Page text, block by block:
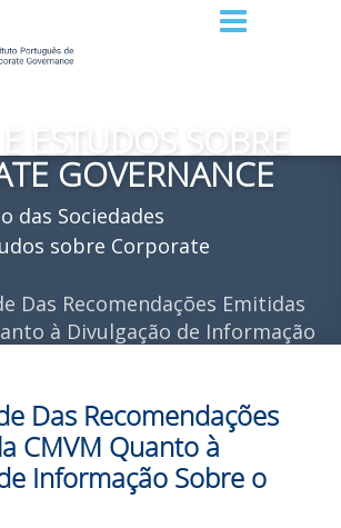
ESTUDOS SOBRE
GOVERNANCE
das Sociedades
sobre Corporate
Das Recomendações Emitidas
à Divulgação de Informação
Das Recomendações
CMVM Quanto à
Informação Sobre o